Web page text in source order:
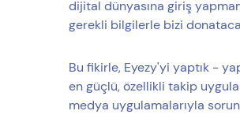
dijital dünyasına giriş
gerekli bilgilerle bizi
Bu fikirle, Eyezy'yi yaptık -
en güçlü, özellikli takip
medya uygulamalarıyla